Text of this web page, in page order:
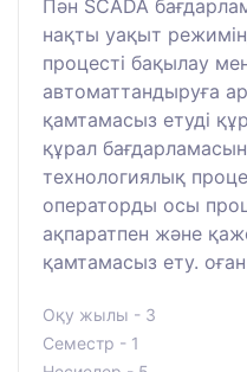
Пән SCADA
нақты уақыт
процесті бақылау
автоматтандыруға
қамтамасыз етуді
құрал
технологиялық
операторды осы
ақпаратпен және
қамтамасыз ету.
Оқу жылы - 3
Семестр - 1